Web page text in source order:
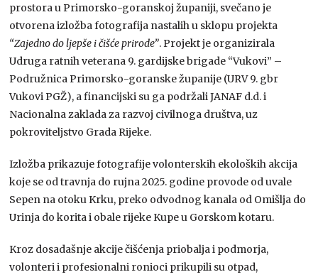
prostora u Primorsko-goranskoj županiji, svečano je
otvorena izložba fotografija nastalih u sklopu projekta
“Zajedno do ljepše i čišće prirode”. Projekt je organizirala
Udruga ratnih veterana 9. gardijske brigade “Vukovi” –
Podružnica Primorsko-goranske županije (URV 9. gbr
Vukovi PGŽ), a financijski su ga podržali JANAF d.d. i
Nacionalna zaklada za razvoj civilnoga društva, uz
pokroviteljstvo Grada Rijeke.
Izložba prikazuje fotografije volonterskih ekoloških akcija
koje se od travnja do rujna 2025. godine provode od uvale
Sepen na otoku Krku, preko odvodnog kanala od Omišlja do
Urinja do korita i obale rijeke Kupe u Gorskom kotaru.
Kroz dosadašnje akcije čišćenja priobalja i podmorja,
volonteri i profesionalni ronioci prikupili su otpad,